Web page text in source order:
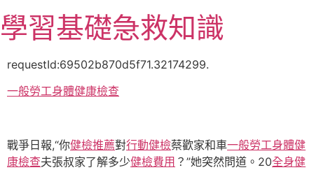
至
主
容
學習基礎急救知識
requestId:69502b870d5f71.32174299.
一般勞工身體健康檢查
戰爭日報,“你健檢推薦對行動健檢蔡歡家和車一般勞工身體健
康檢查夫張叔家了解多少健檢費用 ？”她突然問道。20全身健